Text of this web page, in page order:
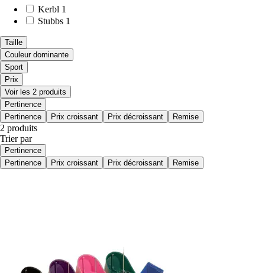
Kerbl 1
Stubbs 1
Taille
Couleur dominante
Sport
Prix
Voir les 2 produits
Pertinence
Pertinence
Prix croissant Prix décroissant Remise
2 produits
Trier par
Pertinence
Pertinence
Prix croissant Prix décroissant Remise